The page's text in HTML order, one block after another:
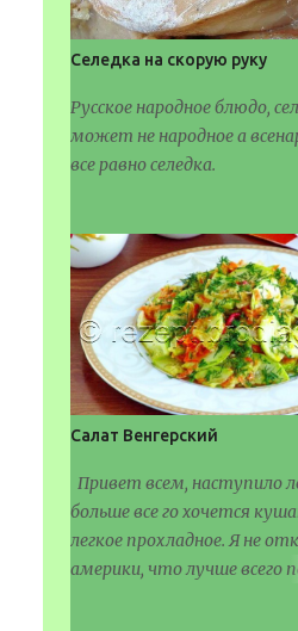
Селедка на скорую руку
Русское народное блюдо,
может не народное а
все равно селедка.
Салат Венгерский
Привет всем, наступило
больше все го хочется
легкое прохладное. Я не
америки, что лучше всего